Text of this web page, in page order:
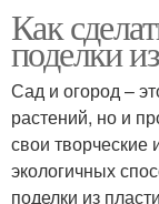
Как
поделки
Сад и огород –
растений, но и
свои
экологичных
поделки из